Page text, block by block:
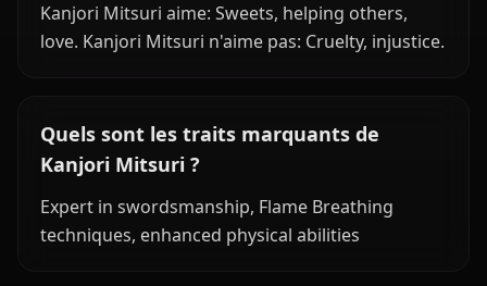
Kanjori Mitsuri aime: Sweets, helping others,
love. Kanjori Mitsuri n'aime pas: Cruelty, injustice.
Quels sont les traits marquants de
Kanjori Mitsuri ?
Expert in swordsmanship, Flame Breathing
techniques, enhanced physical abilities